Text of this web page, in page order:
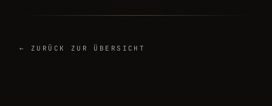
← ZURÜCK ZUR ÜBERSICHT